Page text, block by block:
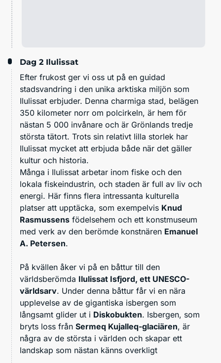
Dag 2 Ilulissat
Efter frukost ger vi oss ut på en guidad
stadsvandring i den unika arktiska miljön som
Ilulissat erbjuder. Denna charmiga stad, belägen
350 kilometer norr om polcirkeln, är hem för
nästan 5 000 invånare och är Grönlands tredje
största tätort. Trots sin relativt lilla storlek har
Ilulissat mycket att erbjuda både när det gäller
kultur och historia.
Många i Ilulissat arbetar inom fiske och den
lokala fiskeindustrin, och staden är full av liv och
energi. Här finns flera intressanta kulturella
platser att upptäcka, som exempelvis Knud
Rasmussens födelsehem och ett konstmuseum
med verk av den berömde konstnären Emanuel
A. Petersen.
På kvällen åker vi på en båttur till den
världsberömda Ilulissat Isfjord, ett UNESCO-
världsarv. Under denna båttur får vi en nära
upplevelse av de gigantiska isbergen som
långsamt glider ut i Diskobukten. Isbergen, som
bryts loss från Sermeq Kujalleq-glaciären, är
några av de största i världen och skapar ett
landskap som nästan känns overkligt